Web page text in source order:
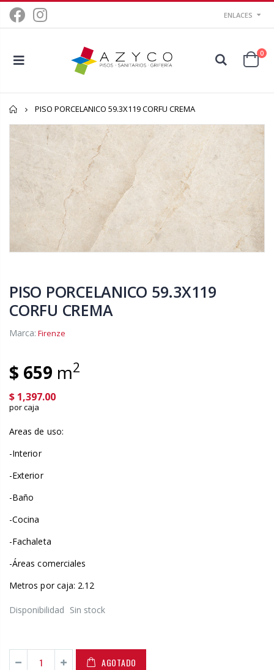
ENLACES
0
Inicio
PISO PORCELANICO 59.3X119 CORFU CREMA
PISO PORCELANICO 59.3X119
CORFU CREMA
Marca: Firenze
$ 659 m2
$ 1,397.00
por caja
Areas de uso:
-Interior
-Exterior
-Baño
-Cocina
-Fachaleta
-Áreas comerciales
Metros por caja: 2.12
Disponibilidad Sin stock
AGOTADO